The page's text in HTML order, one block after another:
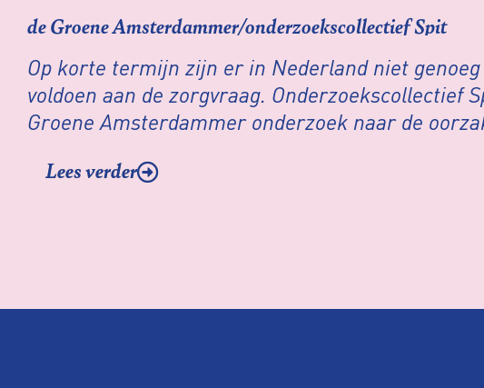
de Groene Amsterdammer/onderzoekscollectief Spit
Op korte termijn zijn er in Nederland niet
voldoen aan de zorgvraag. Onderzoekscollectief
Groene Amsterdammer onderzoek naar de
Lees verder